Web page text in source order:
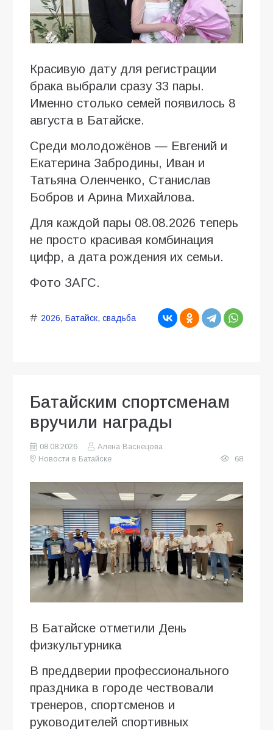
Красивую дату для регистрации
брака выбрали сразу 33 пары.
Именно столько семей появилось 8
августа в Батайске.
Среди молодожёнов — Евгений и
Екатерина Забродины, Иван и
Татьяна Оленченко, Станислав
Бобров и Арина Михайлова.
Для каждой пары 08.08.2026 теперь
не просто красивая комбинация
цифр, а дата рождения их семьи.
Фото ЗАГС.
2026, Батайск, свадьба
Батайским спортсменам
вручили награды
08.08.2026
Алена Васнецова
Новости в Батайске
68
В Батайске отметили День
физкультурника
В преддверии профессионального
праздника в городе чествовали
тренеров, спортсменов и
руководителей спортивных